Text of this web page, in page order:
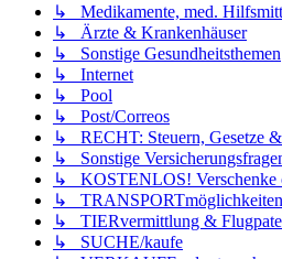
↳ Medikamente, med.
↳ Ärzte & Krankenhäuser
↳ Sonstige Gesundheitsthemen
↳ Internet
↳ Pool
↳ Post/Correos
↳ RECHT: Steuern, Gesetze
↳ Sonstige
↳ KOSTENLOS! Verschenke
↳
↳ TIERvermittlung &
↳ SUCHE/kaufe